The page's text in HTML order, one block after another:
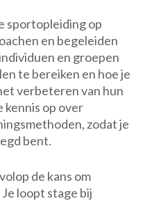
sportopleiding op
en begeleiden
en groepen
te bereiken en hoe je
verbeteren van hun
kennis op over
zodat je
bent.
de kans om
loopt stage bij